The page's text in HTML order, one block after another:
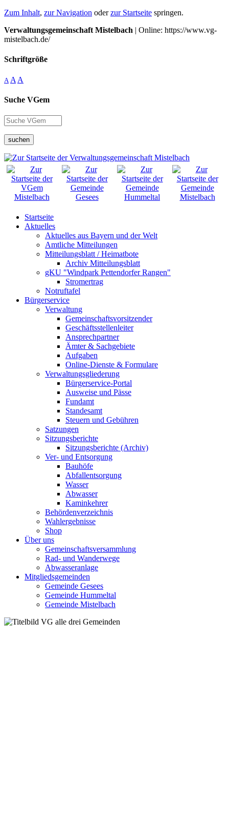
Zum Inhalt, zur Navigation oderzur Startseite springen.
Verwaltungsgemeinschaft Mistelbach | Online: https://www.vg-
mistelbach.de/
Schriftgröße
A A A
Suche VGem
suchen
Startseite
Aktuelles
Aktuelles aus Bayern und der Welt
Amtliche Mitteilungen
Mitteilungsblatt / Heimatbote
Archiv Mitteilungsblatt
gKU "Windpark Pettendorfer Rangen"
Stromertrag
Notruftafel
Bürgerservice
Verwaltung
Gemeinschaftsvorsitzender
Geschäftsstellenleiter
Ansprechpartner
Ämter & Sachgebiete
Aufgaben
Online-Dienste & Formulare
Verwaltungsgliederung
Bürgerservice-Portal
Ausweise und Pässe
Fundamt
Standesamt
Steuern und Gebühren
Satzungen
Sitzungsberichte
Sitzungsberichte (Archiv)
Ver- und Entsorgung
Bauhöfe
Abfallentsorgung
Wasser
Abwasser
Kaminkehrer
Behördenverzeichnis
Wahlergebnisse
Shop
Über uns
Gemeinschaftsversammlung
Rad- und Wanderwege
Abwasseranlage
Mitgliedsgemeinden
Gemeinde Gesees
Gemeinde Hummeltal
Gemeinde Mistelbach